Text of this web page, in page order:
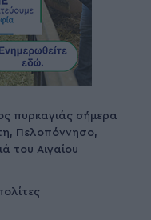
πυρκαγιάς σήμερα
Πελοπόννησο,
του Αιγαίου